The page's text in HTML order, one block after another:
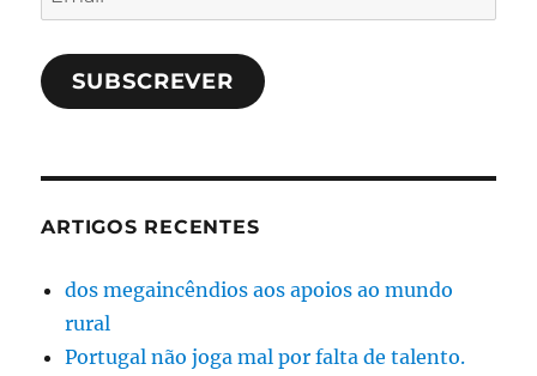
SUBSCREVER
ARTIGOS RECENTES
dos megaincêndios aos apoios ao mundo
rural
Portugal não joga mal por falta de talento.